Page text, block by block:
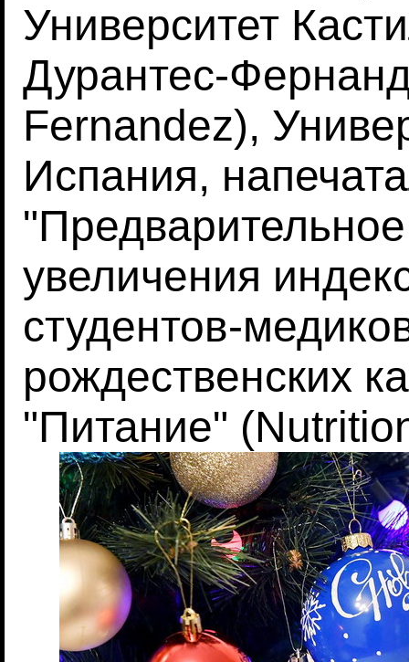
Университет
Дурантес-
Fernandez),
Испания,
увеличения
студентов-
рождественских
"Питание"